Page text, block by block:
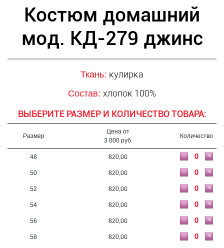
Костюм домашний
мод. КД-279 джинс
Ткань: кулирка
Состав: хлопок 100%
ВЫБЕРИТЕ РАЗМЕР И КОЛИЧЕСТВО ТОВАРА:
Размер
Цена от
3 000 руб.
Количество
48 820,00 +
-
50 820,00 +
-
52 820,00 +
-
54 820,00 +
-
56 820,00 +
-
58 820,00 +
-